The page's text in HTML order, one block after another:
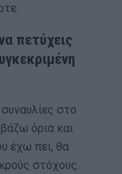
πετύχεις
στο
όρια και
έχω πει, θα
στόχους.